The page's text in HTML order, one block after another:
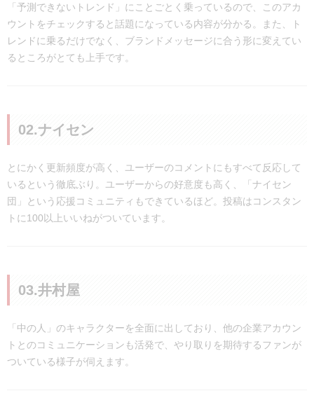
「予測できないトレンド」にことごとく乗っているので、このアカ
ウントをチェックすると話題になっている内容が分かる。また、ト
レンドに乗るだけでなく、ブランドメッセージに合う形に変えてい
るところがとても上手です。
02.ナイセン
とにかく更新頻度が高く、ユーザーのコメントにもすべて反応して
いるという徹底ぶり。ユーザーからの好意度も高く、「ナイセン
団」という応援コミュニティもできているほど。投稿はコンスタン
トに100以上いいねがついています。
03.井村屋
「中の人」のキャラクターを全面に出しており、他の企業アカウン
トとのコミュニケーションも活発で、やり取りを期待するファンが
ついている様子が伺えます。